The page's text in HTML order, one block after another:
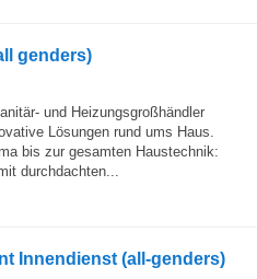
genders)
und Heizungsgroßhändler
Lösungen rund ums Haus.
bis zur gesamten Haustechnik:
durchdachten...
Innendienst (all-genders)